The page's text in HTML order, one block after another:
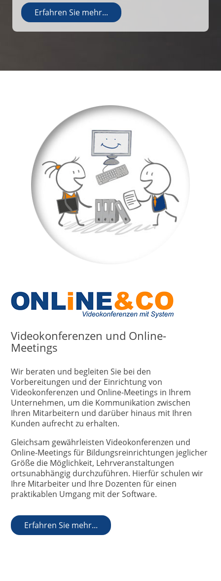
Erfahren Sie mehr...
Videokonferenzen und Online-
Meetings
Wir beraten und begleiten Sie bei den
Vorbereitungen und der Einrichtung von
Videokonferenzen und Online-Meetings in Ihrem
Unternehmen, um die Kommunikation zwischen
Ihren Mitarbeitern und darüber hinaus mit Ihren
Kunden aufrecht zu erhalten.
Gleichsam gewährleisten Videokonferenzen und
Online-Meetings für Bildungsreinrichtungen jeglicher
Größe die Möglichkeit, Lehrveranstaltungen
ortsunabhängig durchzuführen. Hierfür schulen wir
Ihre Mitarbeiter und Ihre Dozenten für einen
praktikablen Umgang mit der Software.
Erfahren Sie mehr...